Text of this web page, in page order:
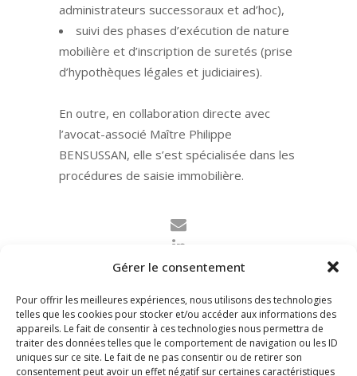
Gérer le consentement
Pour offrir les meilleures expériences, nous utilisons des technologies
telles que les cookies pour stocker et/ou accéder aux informations des
appareils. Le fait de consentir à ces technologies nous permettra de
traiter des données telles que le comportement de navigation ou les ID
uniques sur ce site. Le fait de ne pas consentir ou de retirer son
consentement peut avoir un effet négatif sur certaines caractéristiques
administrateurs successoraux et ad’hoc),
suivi des phases d’exécution de nature
mobilière et d’inscription de suretés (prise
d’hypothèques légales et judiciaires).
En outre, en collaboration directe avec
l’avocat-associé Maître Philippe
BENSUSSAN, elle s’est spécialisée dans les
procédures de saisie immobilière.